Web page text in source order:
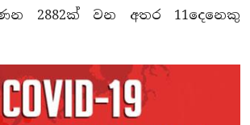
2882ක් වන අතර 11දෙනෙකු